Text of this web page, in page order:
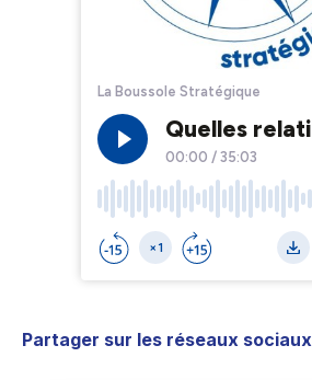
Partager sur les réseaux sociaux